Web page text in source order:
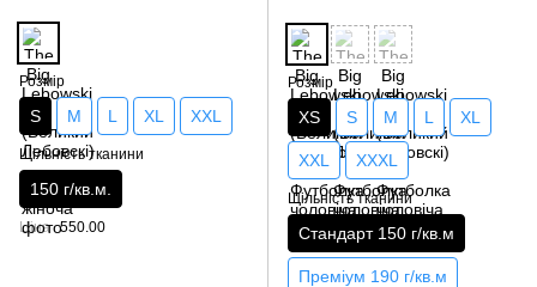
Розмір
S M L XL XXL
Щільність тканини
150 г/кв.м.
Ціна 550.00
Розмір
XS S M L XL
XXL XXXL
Щільність тканини
Стандарт 150 г/кв.м
Преміум 190 г/кв.м